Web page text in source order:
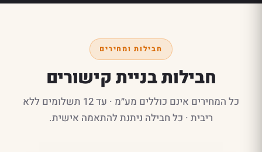
חבילות ומחירים
חבילות בניית קישורים
כל המחירים אינם כוללים מע״מ · עד 12 תשלומים ללא
ריבית · כל חבילה ניתנת להתאמה אישית.